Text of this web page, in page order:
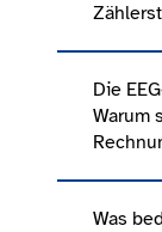
Die
Warum
Was